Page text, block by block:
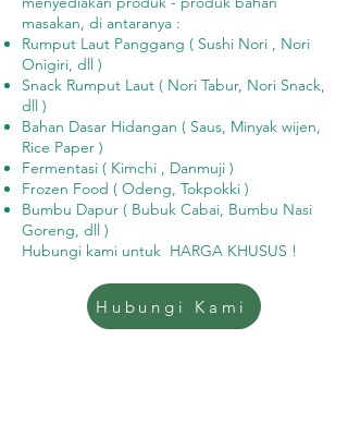
masakan, di antaranya :
Rumput Laut Panggang ( Sushi Nori , Nori
Onigiri, dll )
Snack Rumput Laut ( Nori Tabur, Nori Snack,
dll )
Bahan Dasar Hidangan ( Saus, Minyak wijen,
Rice Paper )
Fermentasi ( Kimchi , Danmuji )
Frozen Food ( Odeng, Tokpokki )
Bumbu Dapur ( Bubuk Cabai, Bumbu Nasi
Goreng, dll )
Hubungi kami untuk HARGA KHUSUS !
Hubungi Kami